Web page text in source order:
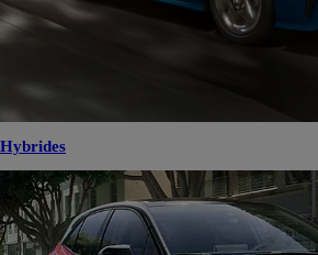
Hybrides